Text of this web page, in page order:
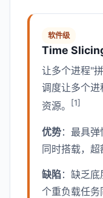
软件级
Time
让多个进程"
调度让多个
资源。
[1]
优势：最具
同时搭载，超
缺陷：缺乏
个重负载任